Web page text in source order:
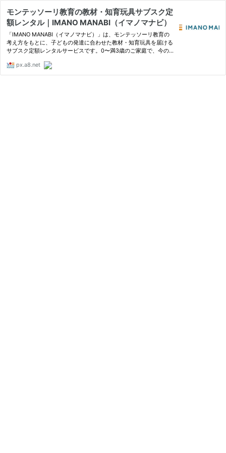
モンテッソーリ教育の教材・知育玩具サブスク定
額レンタル｜IMANO MANABI（イマノマナビ）
「IMANO MANABI（イマノマナビ）」は、モンテッソーリ教育の
考え方をもとに、子どもの発達に合わせた教材・知育玩具を届ける
サブスク定額レンタルサービスです。0〜満3歳のご家庭で、今の
px.a8.net